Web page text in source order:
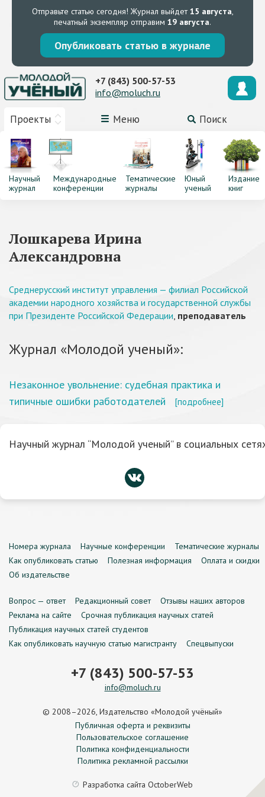
Отправьте статью сегодня! Журнал выйдет15 августа,
печатный экземпляр отправим 19 августа.
Опубликовать статью в журнале
Проекты Меню Поиск
+7 (843) 500-57-53
info@moluch.ru
Научный
журнал
Международные
конференции
Тематические
журналы
Юный
ученый
Издание
книг
Лошкарева Ирина
Александровна
Среднерусский институт управления — филиал Российской
академии народного хозяйства и государственной службы
при Президенте Российской Федерации, преподаватель
Журнал «Молодой ученый»:
Незаконное увольнение: судебная практика и
типичные ошибки работодателей
[подробнее]
Научный журнал “Молодой ученый” в социальных
Номера журнала Научные конференции
Тематические журналы
Как опубликовать статью
Полезная информация
Оплата и скидки
Об издательстве
Вопрос — ответ Редакционный совет
Отзывы наших авторов
Реклама на сайте
Срочная публикация научных статей
Публикация научных статей студентов
Как опубликовать научную статью магистранту
Спецвыпуски
+7 (843) 500-57-53
info@moluch.ru
© 2008–2026, Издательство «Молодой учёный»
Публичная оферта и реквизиты
Пользовательское соглашение
Политика конфиденциальности
Политика рекламной рассылки
Разработка сайта OctoberWeb